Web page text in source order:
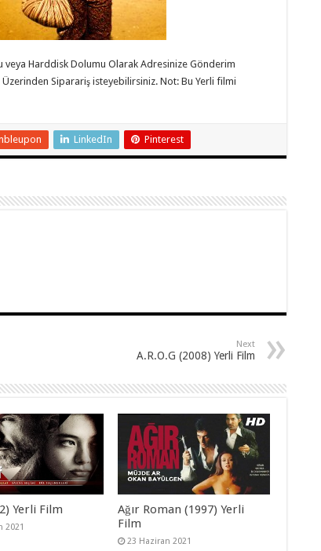
Harddisk Dolumu Olarak Adresinize Gönderim
Üzerinden Siparariş isteyebilirsiniz. Not: Bu Yerli filmi
LinkedIn Pinterest
Next
A.R.O.G (2008) Yerli Film
Yerli Film
2021
Ağır Roman (1997) Yerli
Film
23 Haziran 2021